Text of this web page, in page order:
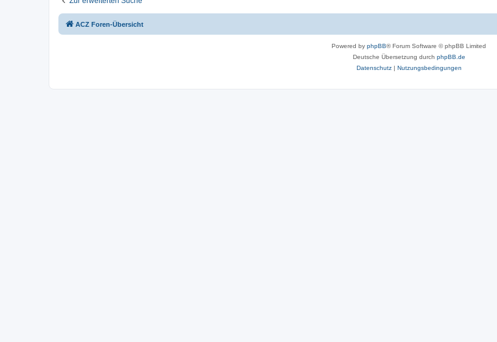
ACZ Foren-Übersicht
Powered by phpBB® Forum Software © phpBB Limited
Deutsche Übersetzung durch phpBB.de
Datenschutz| Nutzungsbedingungen